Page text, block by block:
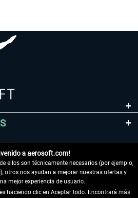
a aerosoft.com!
ellos son técnicamente necesarios (por ejemplo,
otros nos ayudan a mejorar nuestras ofertas y
mejor experiencia de usuario.
haciendo clic en Aceptar todo. Encontrará más